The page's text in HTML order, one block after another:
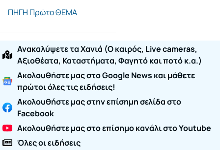
ΠΗΓΗ Πρώτο ΘΕΜΑ
Ανακαλύψετε τα Χανιά (O καιρός, Live cameras,
Αξιοθέατα, Καταστήματα, Φαγητό και ποτό κ.α.)
Ακολουθήστε μας στο Google News και μάθετε
πρώτοι όλες τις ειδήσεις!
Ακολουθήστε μας στην επίσημη σελίδα στο
Facebook
Ακολουθήστε μας στο επίσημο κανάλι στο Youtube
Όλες οι ειδήσεις